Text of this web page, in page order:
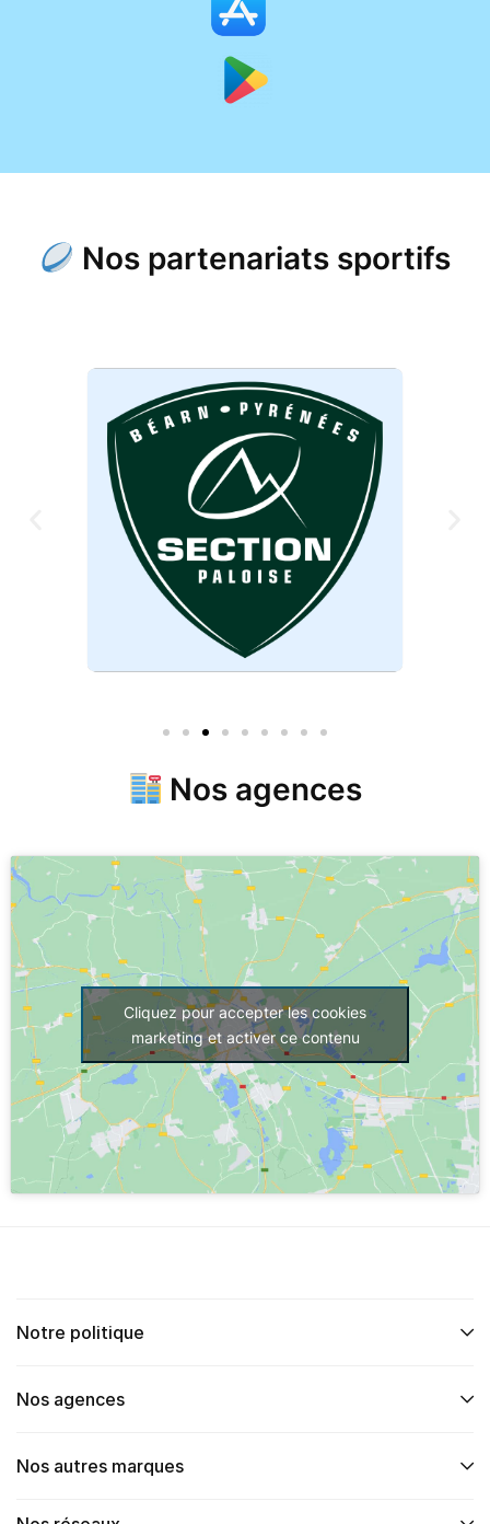
Nos partenariats sportifs
Nos agences
Cliquez pour accepter les cookies
marketing et activer ce contenu
Notre politique
Nos agences
Nos autres marques